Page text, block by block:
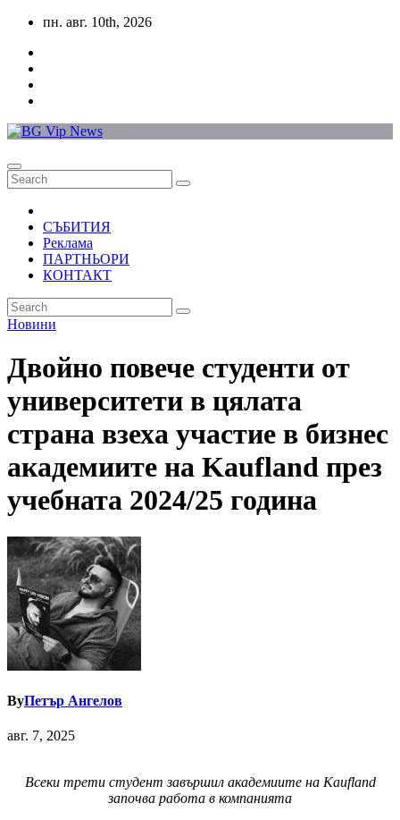
Skip
content
пн. авг. 10th, 2026
СЪБИТИЯ
Реклама
ПАРТНЬОРИ
КОНТАКТ
Новини
Двойно повече студенти от
университети в цялата
страна взеха участие в бизнес
академиите на Kaufland през
учебната 2024/25 година
ByПетър Ангелов
авг. 7, 2025
Всеки трети студент завършил академиите на Kaufland
започва работа в компанията